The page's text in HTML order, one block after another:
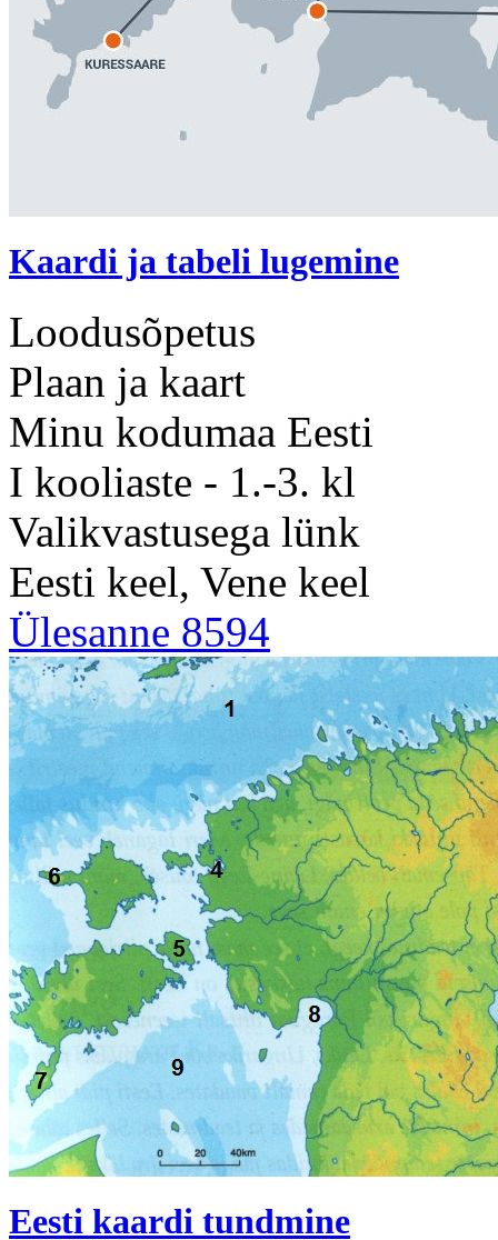
Kaardi ja tabeli lugemine
Loodusõpetus
Plaan ja kaart
Minu kodumaa Eesti
I kooliaste - 1.-3. kl
Valikvastusega lünk
Eesti keel, Vene keel
Ülesanne 8594
Eesti kaardi tundmine